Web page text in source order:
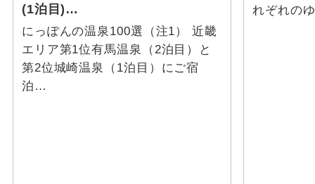
(1泊目)…
にっぽんの温泉100選（注1） 近畿
エリア第1位有馬温泉（2泊目）と
第2位城崎温泉（1泊目）にご宿
泊…
れぞれの